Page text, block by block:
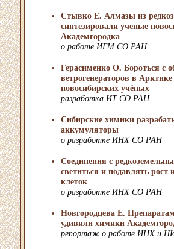
Стывко Е. Алмазы из
синтезировали ученые
Академгородка
о работе ИГМ СО РАН
Герасименко О. Бороться с
ветрогенераторов в
новосибирских учёных
разработка ИТ СО РАН
Сибирские химики
аккумуляторы
о разработке ИНХ СО РАН
Соединения с
светиться и подавлять рост
клеток
о разработке ИНХ СО РАН
Новгородцева Е.
удивили химики
репортаж о работе ИНХ и